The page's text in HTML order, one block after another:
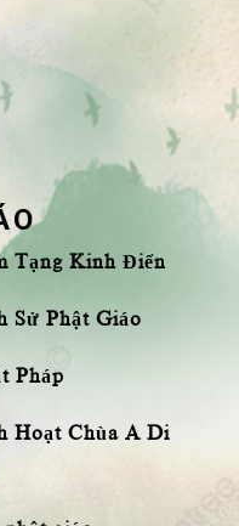
Tạng Kinh Điển
Sử Phật Giáo
Pháp
Hoạt Chùa A Di